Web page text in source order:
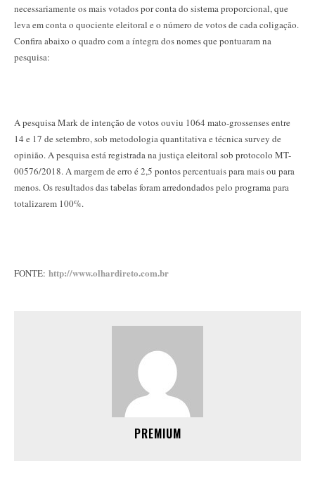
necessariamente os mais votados por conta do sistema proporcional, que
leva em conta o quociente eleitoral e o número de votos de cada coligação.
Confira abaixo o quadro com a íntegra dos nomes que pontuaram na
pesquisa:
A pesquisa Mark de intenção de votos ouviu 1064 mato-grossenses entre
14 e 17 de setembro, sob metodologia quantitativa e técnica survey de
opinião. A pesquisa está registrada na justiça eleitoral sob protocolo MT-
00576/2018. A margem de erro é 2,5 pontos percentuais para mais ou para
menos. Os resultados das tabelas foram arredondados pelo programa para
totalizarem 100%.
FONTE: http://www.olhardireto.com.br
PREMIUM